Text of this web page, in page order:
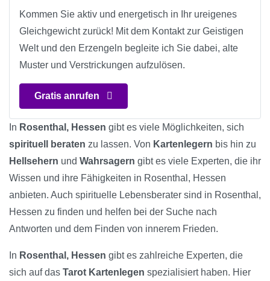
Kommen Sie aktiv und energetisch in Ihr ureigenes
Gleichgewicht zurück! Mit dem Kontakt zur Geistigen
Welt und den Erzengeln begleite ich Sie dabei, alte
Muster und Verstrickungen aufzulösen.
Gratis anrufen
In Rosenthal, Hessen gibt es viele Möglichkeiten, sich
spirituell beraten zu lassen. Von Kartenlegern bis hin zu
Hellsehern und Wahrsagern gibt es viele Experten, die ihr
Wissen und ihre Fähigkeiten in Rosenthal, Hessen
anbieten. Auch spirituelle Lebensberater sind in Rosenthal,
Hessen zu finden und helfen bei der Suche nach
Antworten und dem Finden von innerem Frieden.
In Rosenthal, Hessen gibt es zahlreiche Experten, die
sich auf das Tarot Kartenlegen spezialisiert haben. Hier